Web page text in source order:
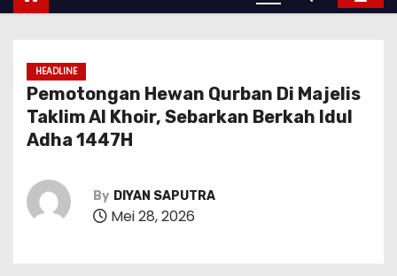
HEADLINE
Pemotongan Hewan Qurban Di Majelis
Taklim Al Khoir, Sebarkan Berkah Idul
Adha 1447H
By DIYAN SAPUTRA
Mei 28, 2026